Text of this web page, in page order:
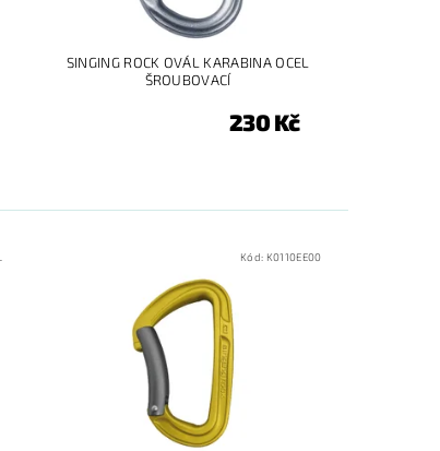
SINGING ROCK OVÁL KARABINA OCEL
ŠROUBOVACÍ
230 Kč
Kód: K0110EE00